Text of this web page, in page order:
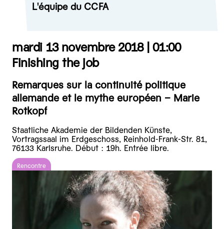
L'équipe du CCFA
mardi 13 novembre 2018 | 01:00
Finishing the job
Remarques sur la continuité politique
allemande et le mythe européen – Marie
Rotkopf
Staatliche Akademie der Bildenden Künste,
Vortragssaal im Erdgeschoss, Reinhold-Frank-Str. 81,
76133 Karlsruhe. Début : 19h. Entrée libre.
Rencontre